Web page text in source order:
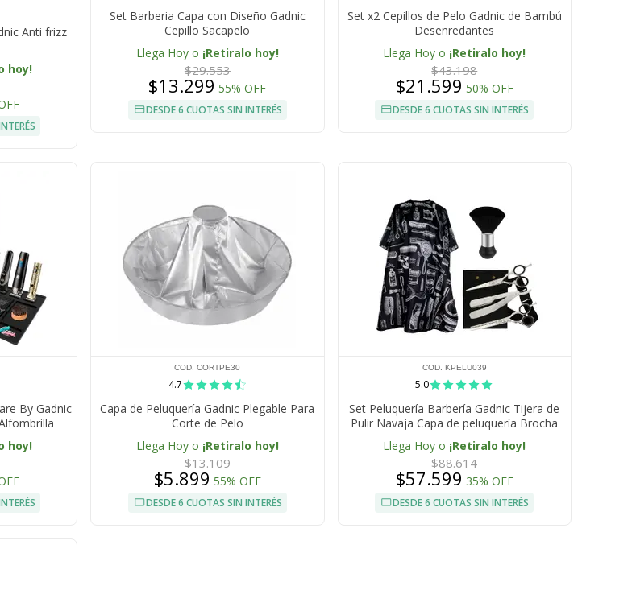
Anti frizz
hoy!
Set Barberia Capa con Diseño Gadnic
Cepillo Sacapelo
Llega Hoy o ¡Retiralo hoy!
$29.553
$13.299 55% OFF
DESDE 6 CUOTAS SIN INTERÉS
Set x2 Cepillos de Pelo Gadnic de Bambú
Desenredantes
Llega Hoy o ¡Retiralo hoy!
$43.198
$21.599 50% OFF
DESDE 6 CUOTAS SIN INTERÉS
By Gadnic
hoy!
COD. CORTPE30
4.7
Capa de Peluquería Gadnic Plegable Para
Corte de Pelo
Llega Hoy o ¡Retiralo hoy!
$13.109
$5.899 55% OFF
DESDE 6 CUOTAS SIN INTERÉS
COD. KPELU039
5.0
Set Peluquería Barbería Gadnic Tijera de
Pulir Navaja Capa de peluquería Brocha
Llega Hoy o ¡Retiralo hoy!
$88.614
$57.599 35% OFF
DESDE 6 CUOTAS SIN INTERÉS